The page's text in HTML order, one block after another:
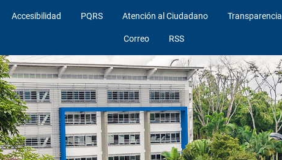
Accesibilidad PQRS Atención al Ciudadano Transparencia
Correo RSS